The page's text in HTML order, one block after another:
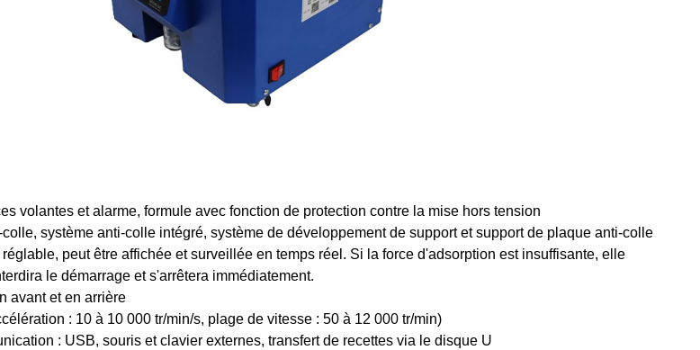
volantes et alarme, formule avec fonction de protection contre la mise hors tension
système anti-colle intégré, système de développement de support et support de plaque anti-colle
peut être affichée et surveillée en temps réel. Si la force d'adsorption est insuffisante, elle
le démarrage et s'arrêtera immédiatement.
avant et en arrière
: 10 à 10 000 tr/min/s, plage de vitesse : 50 à 12 000 tr/min)
: USB, souris et clavier externes, transfert de recettes via le disque U